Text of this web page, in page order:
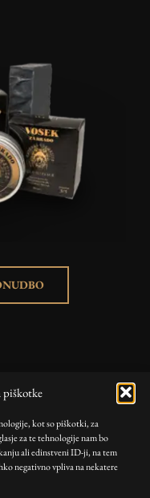
piškotke
kot so piškotki, za
za te tehnologije nam bo
ali edinstveni ID-ji, na tem
negativno vpliva na nekatere